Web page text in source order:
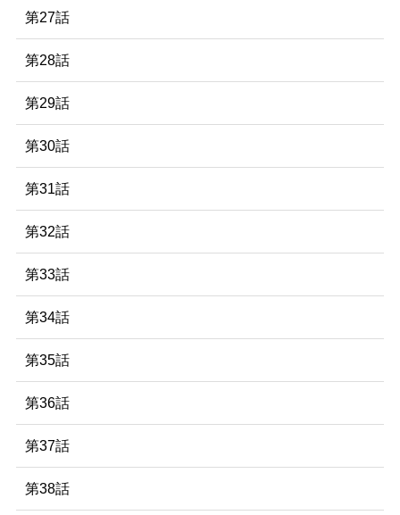
第27話
第28話
第29話
第30話
第31話
第32話
第33話
第34話
第35話
第36話
第37話
第38話